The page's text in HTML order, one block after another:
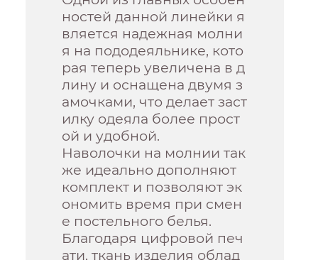
ностей данной линейки я
вляется надежная молни
я на пододеяльнике, кото
рая теперь увеличена в д
лину и оснащена двумя з
амочками, что делает заст
илку одеяла более прост
ой и удобной.
Наволочки на молнии так
же идеально дополняют
комплект и позволяют эк
ономить время при смен
е постельного белья.
Благодаря цифровой печ
ати, ткань изделия облад